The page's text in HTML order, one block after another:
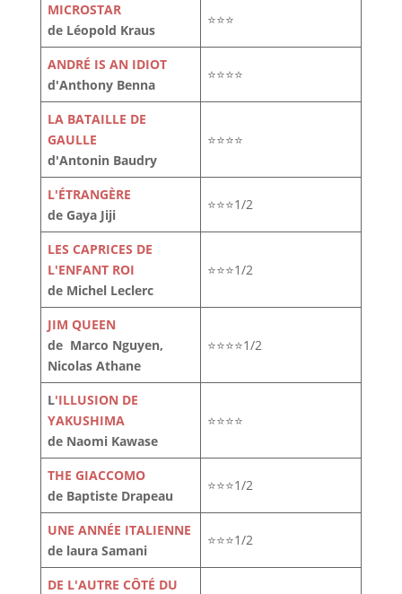
MICROSTAR
de Léopold Kraus
⭐⭐⭐
ANDRÉ IS AN IDIOT
d'Anthony Benna
⭐⭐⭐⭐
LA BATAILLE DE
GAULLE
d'Antonin Baudry
⭐⭐⭐⭐
L'ÉTRANGÈRE
de Gaya Jiji
⭐⭐⭐1/2
LES CAPRICES DE
L'ENFANT ROI
de Michel Leclerc
⭐⭐⭐1/2
JIM QUEEN
de Marco Nguyen,
Nicolas Athane
⭐⭐⭐⭐1/2
L'ILLUSION DE
YAKUSHIMA
de Naomi Kawase
⭐⭐⭐⭐
THE GIACCOMO
de Baptiste Drapeau
⭐⭐⭐1/2
UNE ANNÉE ITALIENNE
de laura Samani
⭐⭐⭐1/2
DE L'AUTRE CÔTÉ DU